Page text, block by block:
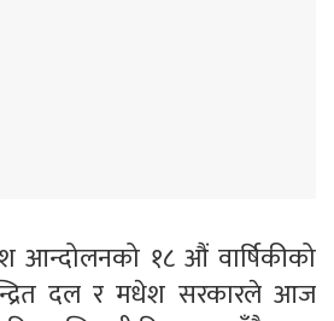
आन्दोलनको १८ औं वार्षिकीको
दल र मधेश सरकारले आज